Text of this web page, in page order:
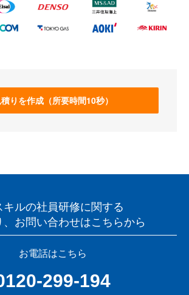
積りを作成（所要時間10秒）
キルの社員研修に関する
、お問い合わせはこちらから
お電話はこちら
299-194